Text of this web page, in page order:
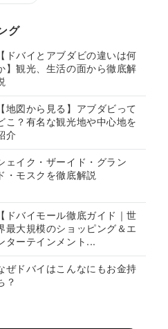
グ
【ドバイとアブダビの違いは何
】観光、生活の面から徹底解
【地図から見る】アブダビって
こ？有名な観光地や中心地を
介
ェイク・ザーイド・グラン
ド・モスクを徹底解説
【ドバイモール徹底ガイド｜世
最大規模のショッピング＆エ
ターテインメント...
ぜドバイはこんなにもお金持
？